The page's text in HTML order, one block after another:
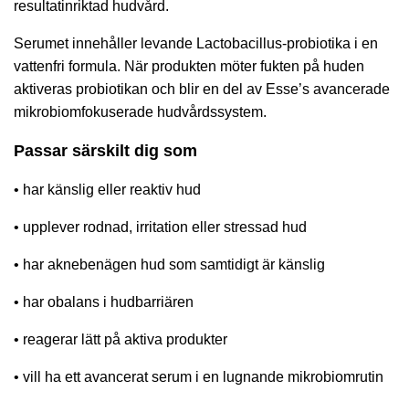
resultatinriktad hudvård.
Serumet innehåller levande Lactobacillus-probiotika i en
vattenfri formula. När produkten möter fukten på huden
aktiveras probiotikan och blir en del av Esse’s avancerade
mikrobiomfokuserade hudvårdssystem.
Passar särskilt dig som
• har känslig eller reaktiv hud
• upplever rodnad, irritation eller stressad hud
• har aknebenägen hud som samtidigt är känslig
• har obalans i hudbarriären
• reagerar lätt på aktiva produkter
• vill ha ett avancerat serum i en lugnande mikrobiomrutin